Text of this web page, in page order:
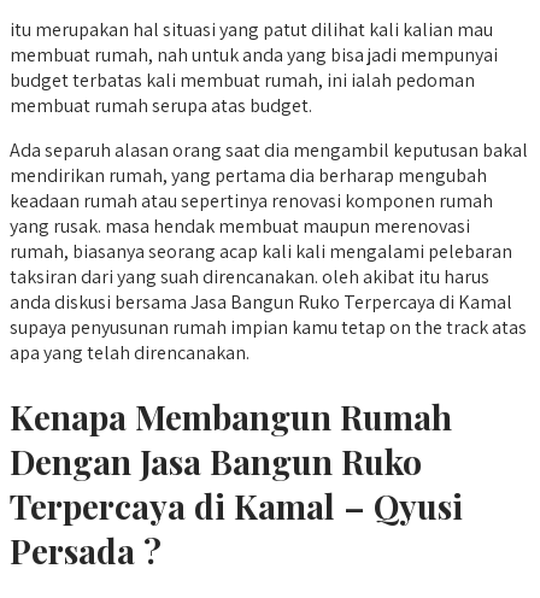
itu merupakan hal situasi yang patut dilihat kali kalian mau
membuat rumah, nah untuk anda yang bisa jadi mempunyai
budget terbatas kali membuat rumah, ini ialah pedoman
membuat rumah serupa atas budget.
Ada separuh alasan orang saat dia mengambil keputusan bakal
mendirikan rumah, yang pertama dia berharap mengubah
keadaan rumah atau sepertinya renovasi komponen rumah
yang rusak. masa hendak membuat maupun merenovasi
rumah, biasanya seorang acap kali kali mengalami pelebaran
taksiran dari yang suah direncanakan. oleh akibat itu harus
anda diskusi bersama Jasa Bangun Ruko Terpercaya di Kamal
supaya penyusunan rumah impian kamu tetap on the track atas
apa yang telah direncanakan.
Kenapa Membangun Rumah
Dengan Jasa Bangun Ruko
Terpercaya di Kamal – Qyusi
Persada ?